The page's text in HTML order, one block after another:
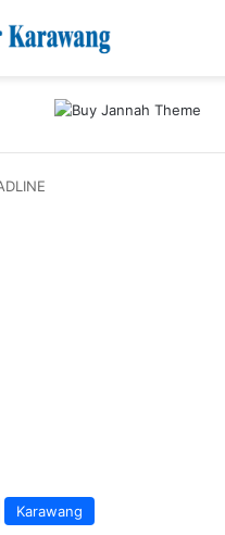
Karawang